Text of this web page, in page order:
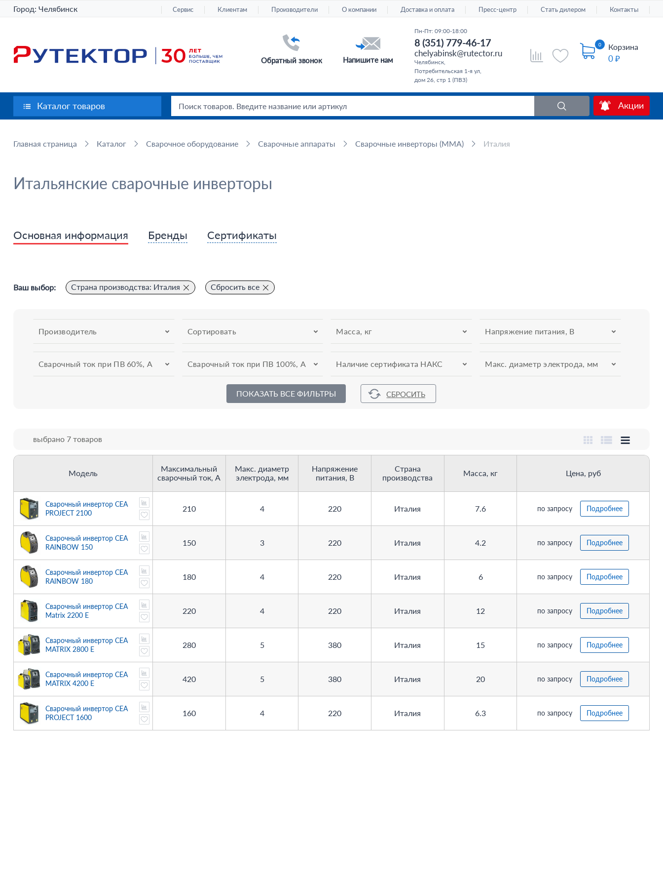
Город: Челябинск Сервис Клиентам Производители О компании Доставка и оплата Пресс-центр Стать дилером Контакты
0 Корзина
0 ₽
Обратный звонок Напишите нам
Пн-Пт: 09:00-18:00
8 (351) 779-46-17
chelyabinsk@rutector.ru
Челябинск,
Потребительская 1-я ул,
дом 26, стр 1 (ПВЗ)
Акции
Каталог товаров
Главная страница Каталог Сварочное оборудование Сварочные аппараты Сварочные инверторы (MMA) Италия
Итальянские сварочные инверторы
Основная информация Бренды Сертификаты
Ваш выбор: Страна производства: Италия Сбросить все
Сортировать
Производитель Масса, кг Напряжение питания, В
Сварочный ток при ПВ 60%, А Сварочный ток при ПВ 100%, А Наличие сертификата НАКС Макс. диаметр электрода, мм
ПОКАЗАТЬ ВСЕ ФИЛЬТРЫ
выбрано 7 товаров
Модель
Максимальный
сварочный ток, А
Макс. диаметр
электрода, мм
Напряжение
питания, В
Страна
производства
Масса, кг Цена, руб
Сварочный инвертор CEA
PROJECT 2100
по запросу Подробнее
210 4 220 Италия 7.6
Сварочный инвертор CEA
RAINBOW 150
по запросу Подробнее
150 3 220 Италия 4.2
Сварочный инвертор CEA
RAINBOW 180
по запросу Подробнее
180 4 220 Италия 6
Сварочный инвертор CEA
Matrix 2200 E
по запросу Подробнее
220 4 220 Италия 12
Сварочный инвертор CEA
MATRIX 2800 E
по запросу Подробнее
280 5 380 Италия 15
Сварочный инвертор CEA
MATRIX 4200 E
по запросу Подробнее
420 5 380 Италия 20
Сварочный инвертор CEA
PROJECT 1600
по запросу Подробнее
160 4 220 Италия 6.3